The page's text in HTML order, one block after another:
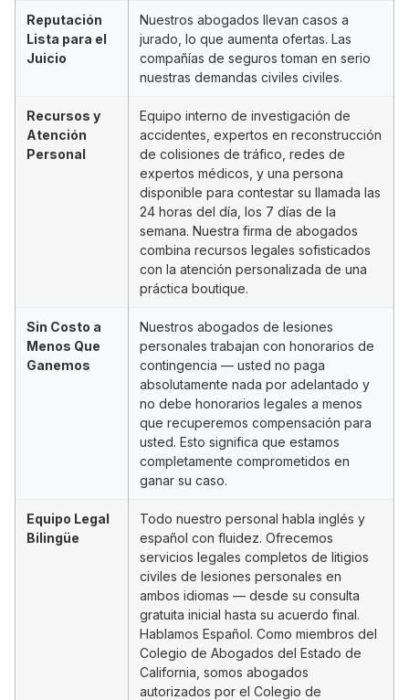
Reputación
Lista para el
Juicio
Nuestros abogados llevan casos a
jurado, lo que aumenta ofertas. Las
compañías de seguros toman en serio
nuestras demandas civiles civiles.
Recursos y
Atención
Personal
Equipo interno de investigación de
accidentes, expertos en reconstrucción
de colisiones de tráfico, redes de
expertos médicos, y una persona
disponible para contestar su llamada las
24 horas del día, los 7 días de la
semana. Nuestra firma de abogados
combina recursos legales sofisticados
con la atención personalizada de una
práctica boutique.
Sin Costo a
Menos Que
Ganemos
Nuestros abogados de lesiones
personales trabajan con honorarios de
contingencia — usted no paga
absolutamente nada por adelantado y
no debe honorarios legales a menos
que recuperemos compensación para
usted. Esto significa que estamos
completamente comprometidos en
ganar su caso.
Equipo Legal
Bilingüe
Todo nuestro personal habla inglés y
español con fluidez. Ofrecemos
servicios legales completos de litigios
civiles de lesiones personales en
ambos idiomas — desde su consulta
gratuita inicial hasta su acuerdo final.
Hablamos Español. Como miembros del
Colegio de Abogados del Estado de
California, somos abogados
autorizados por el Colegio de